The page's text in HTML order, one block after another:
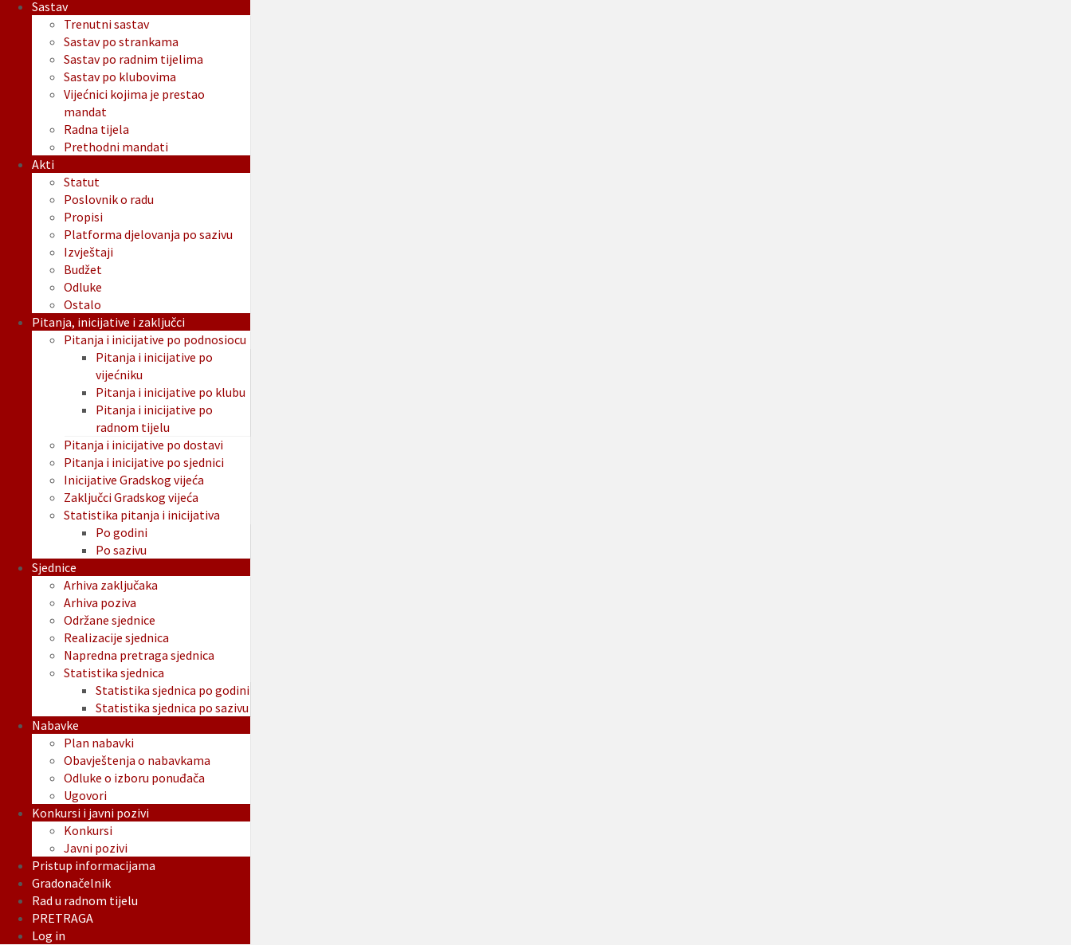
Sastav
Trenutni sastav
Sastav po strankama
Sastav po radnim tijelima
Sastav po klubovima
Vijećnici kojima je prestao
mandat
Radna tijela
Prethodni mandati
Akti
Statut
Poslovnik o radu
Propisi
Platforma djelovanja po sazivu
Izvještaji
Budžet
Odluke
Ostalo
Pitanja, inicijative i zaključci
Pitanja i inicijative po podnosiocu
Pitanja i inicijative po
vijećniku
Pitanja i inicijative po klubu
Pitanja i inicijative po
radnom tijelu
Pitanja i inicijative po dostavi
Pitanja i inicijative po sjednici
Inicijative Gradskog vijeća
Zaključci Gradskog vijeća
Statistika pitanja i inicijativa
Po godini
Po sazivu
Sjednice
Arhiva zaključaka
Arhiva poziva
Održane sjednice
Realizacije sjednica
Napredna pretraga sjednica
Statistika sjednica
Statistika sjednica po godini
Statistika sjednica po sazivu
Nabavke
Plan nabavki
Obavještenja o nabavkama
Odluke o izboru ponuđača
Ugovori
Konkursi i javni pozivi
Konkursi
Javni pozivi
Pristup informacijama
Gradonačelnik
Rad u radnom tijelu
PRETRAGA
Log in